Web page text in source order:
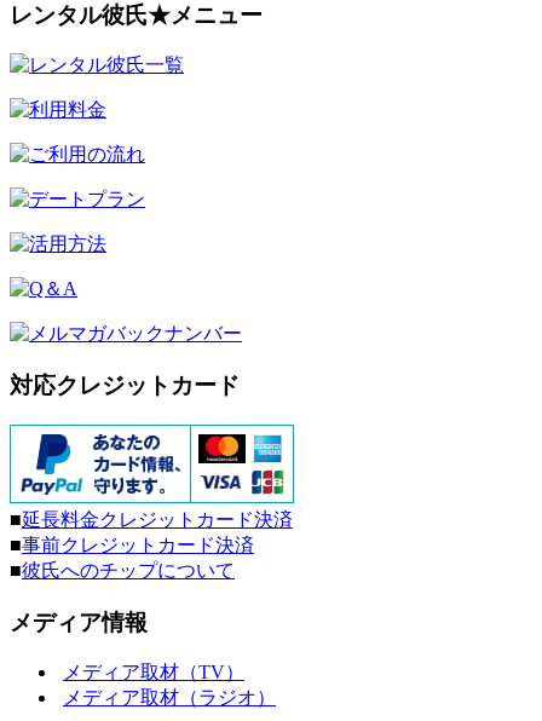
レンタル彼氏★メニュー
対応クレジットカード
■延長料金クレジットカード決済
■事前クレジットカード決済
■彼氏へのチップについて
メディア情報
メディア取材（TV）
メディア取材（ラジオ）